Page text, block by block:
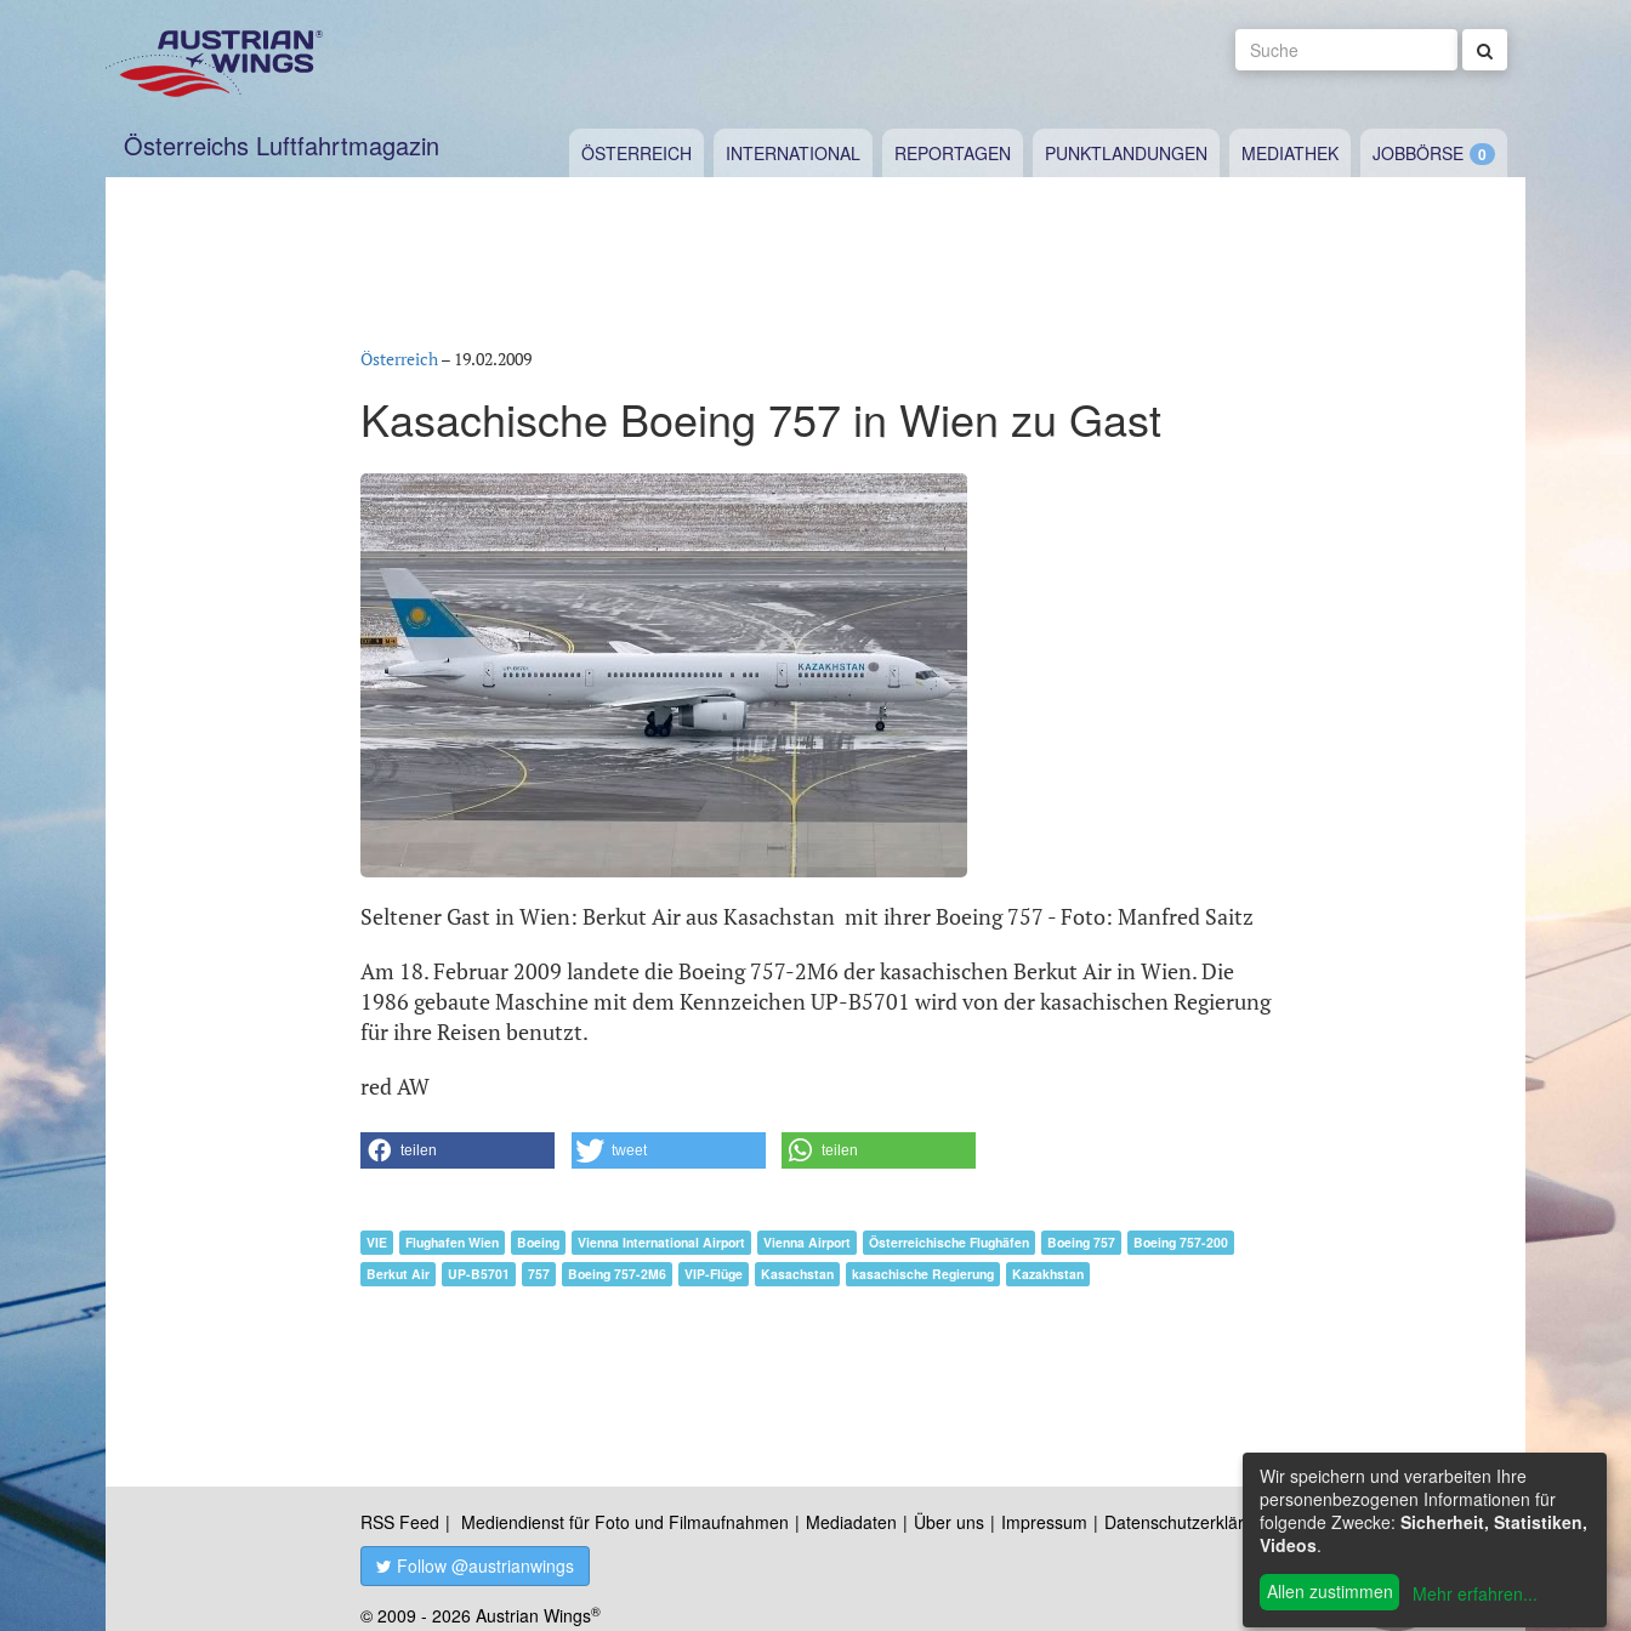
Suche
Österreichs Luftfahrtmagazin ÖSTERREICH INTERNATIONAL REPORTAGEN PUNKTLANDUNGEN MEDIATHEK JOBBÖRSE
Österreich– 19.02.2009
Kasachische Boeing 757 in Wien zu Gast
Seltener Gast in Wien: Berkut Air aus Kasachstan mit ihrer Boeing 757 - Foto: Manfred Saitz
Am 18. Februar 2009 landete die Boeing 757-2M6 der kasachischen Berkut Air in Wien. Die
1986 gebaute Maschine mit dem Kennzeichen UP-B5701 wird von der kasachischen Regierung
für ihre Reisen benutzt.
red AW
teilen tweet teilen
VIE Flughafen Wien Boeing Vienna International Airport Vienna Airport Österreichische Flughäfen Boeing 757
Boeing 757-200
Berkut Air
UP-B5701 757 Boeing 757-2M6 VIP-Flüge Kasachstan kasachische Regierung Kazakhstan
RSS Feed Mediendienst für Foto und Filmaufnahmen Mediadaten Über uns Impressum Datenschutzerklärung
Kontakt
Follow @austrianwings
© 2009 - 2026 Austrian Wings®
Wir speichern und verarbeiten Ihre
personenbezogenen Informationen für
folgende Zwecke: Sicherheit, Statistiken,
Videos.
Allen zustimmen
Mehr erfahren...